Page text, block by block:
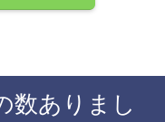
数ありまし